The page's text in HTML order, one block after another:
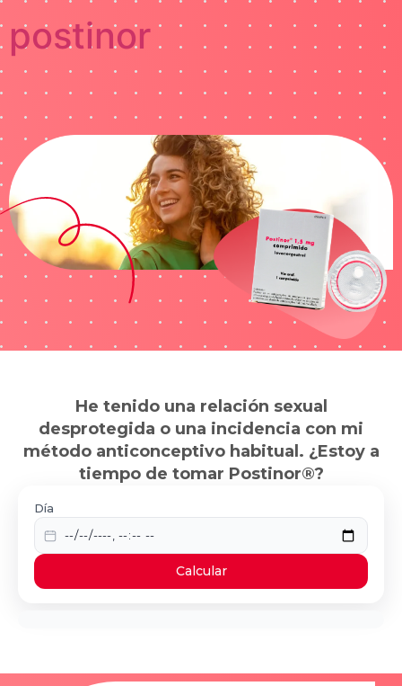
postinor
He tenido una relación sexual
desprotegida o una incidencia con mi
método anticonceptivo habitual. ¿Estoy a
tiempo de tomar Postinor®?
Día
Calcular